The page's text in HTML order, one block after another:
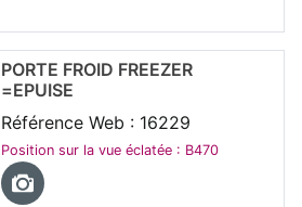
PORTE FROID FREEZER
=EPUISE
Référence Web : 16229
Position sur la vue éclatée : B470